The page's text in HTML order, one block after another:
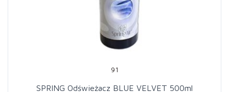
91
SPRING Odświeżacz BLUE VELVET 500ml